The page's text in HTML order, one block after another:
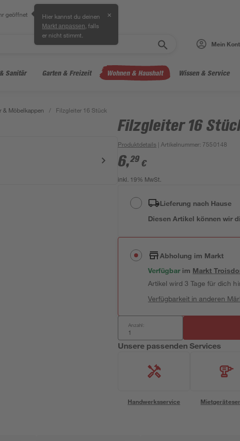
geöffnet Hier kannst du deinen
Markt anpassen , falls
er nicht stimmt.
✕
Mein
Sanitär Garten & Freizeit Wohnen & Haushalt Wissen & Service
& Möbelkappen / Filzgleiter 16 Stück
Filzgleiter 16
Produktdetails | Artikelnummer: 7550148
6,29 €
inkl. 19% MwSt.
Lieferung nach Hause
Diesen Artikel können wir
Abholung im Markt
Verfügbar im Markt
Artikel wird 3 Tage für dich
Verfügbarkeit in anderen
Anzahl:
Unsere passenden Services
Handwerksservice